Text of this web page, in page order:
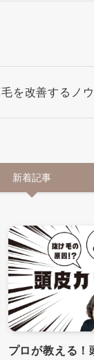
を改善するノ
新着記事
プロが教える！